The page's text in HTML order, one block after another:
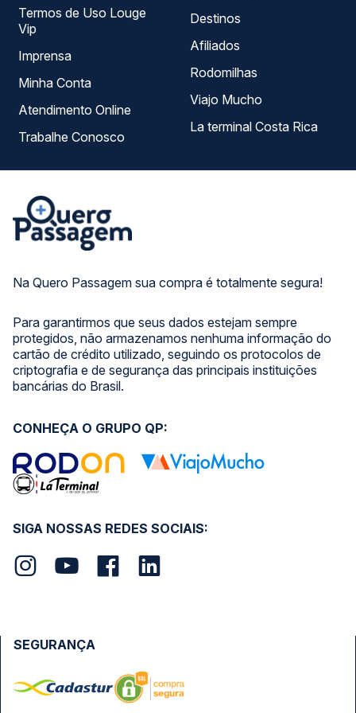
Na Quero Passagem sua compra é totalmente segura!
Para garantirmos que seus dados estejam sempre
protegidos, não armazenamos nenhuma informação do
cartão de crédito utilizado, seguindo os protocolos de
criptografia e de segurança das principais instituições
bancárias do Brasil.
Termos de Uso Louge
Vip
Imprensa
Minha Conta
Atendimento Online
Trabalhe Conosco
Destinos
Afiliados
Rodomilhas
Viajo Mucho
La terminal Costa Rica
SIGA NOSSAS REDES SOCIAIS:
CONHEÇA O GRUPO QP:
SEGURANÇA